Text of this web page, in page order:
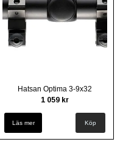
Hatsan Optima 3-9x32
1 059 kr
Läs mer